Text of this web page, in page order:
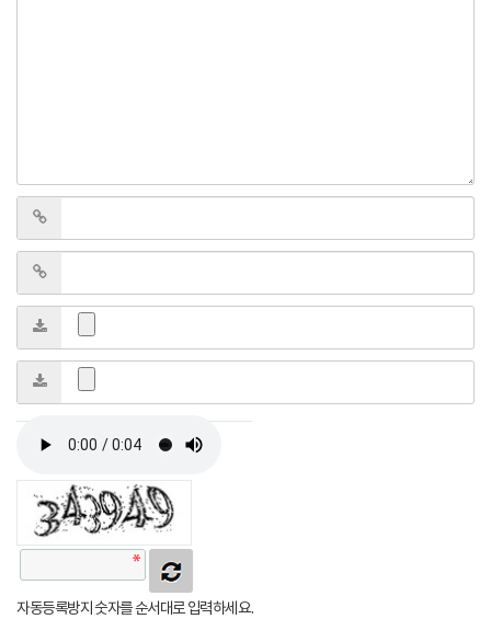
자동등록방지 숫자를 순서대로 입력하세요.